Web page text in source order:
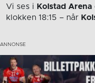
Vi ses i Kolstad Arena
klokken 18:15 – når